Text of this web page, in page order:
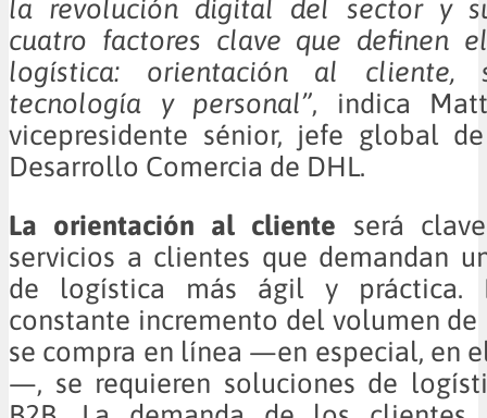
la revolución digital del sector y
cuatro factores clave que definen
logística: orientación al cliente,
tecnología y personal”, indica
vicepresidente sénior, jefe global
Desarrollo Comercia de DHL.
La orientación al cliente será
servicios a clientes que demandan
de logística más ágil y práctica.
constante incremento del volumen de
se compra en línea —en especial, en
—, se requieren soluciones de